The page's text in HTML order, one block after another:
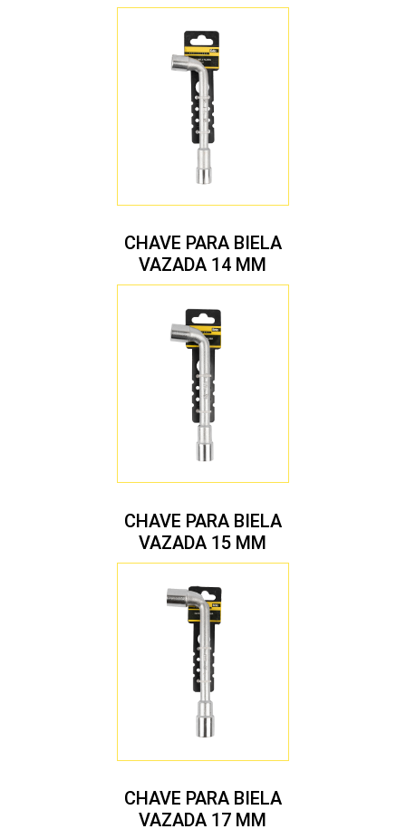
CHAVE PARA BIELA
VAZADA 14 MM
CHAVE PARA BIELA
VAZADA 15 MM
CHAVE PARA BIELA
VAZADA 17 MM